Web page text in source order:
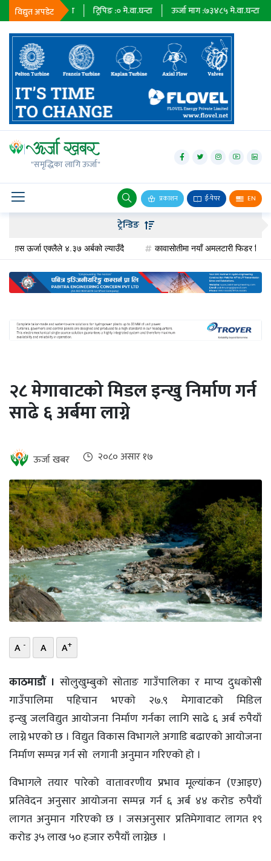
विद्युत अपडेट
मे.वा.घन्टा ट्रिपिङ : मे.वा.घन्टा ऊर्जा माग : ७३४८५मे.वा.घन्टा
"समृद्धिका लागि ऊर्जा"
प्रकाशन ई-पेपर EN
जलविद्युत्
सोलार
वायु
बायोग्यास
पेट्रोलियम
अन्तर्राष्ट्रिय
ऊर्जा
दक्षता
खबर
हरित
इभी
सम्पादकीय
बैंक
पर्यटन
भिडियो
छापा
खोज
प्रोफाइल
विशेष
ट्रेन्डिङ
ऊर्जा एक्लैले ४.३७ अर्बको ल्याउँदै कावासोतीमा नयाँ अमलटारी फिडर निर्माण,
२८ मेगावाटको मिडल इन्खु निर्माण गर्न
साढे ६ अर्बमा लाग्ने
ऊर्जा खबर २०८० असार १७
A - A A+
काठमाडौं । सोलुखुम्बुको सोताङ गाउँपालिका र माप्य दुधकोसी
गाउँपालिमा पहिचान भएकाे २७.९ मेगावाटको मिडिल
इन्खु जलविद्युत आयोजना निर्माण गर्नका लागि साढे ६ अर्ब रुपैयाँ
लाग्ने भएको छ । विद्युत विकास विभागले अगाडि बढाएको आयोजना
निर्माण सम्पन्न गर्न सो लगानी अनुमान गरिएको हो ।
विभागले तयार पारेको वातावरणीय प्रभाव मूल्यांकन (एआइए)
प्रतिवेदन अनुसार आयोजना सम्पन्न गर्न ६ अर्ब ४४ करोड रुपैयाँ
लागत अनुमान गरिएको छ । जसअनुसार प्रतिमेगावाट लागत १९
करोड ३५ लाख ५० हजार रुपैयाँ लाग्नेछ ।